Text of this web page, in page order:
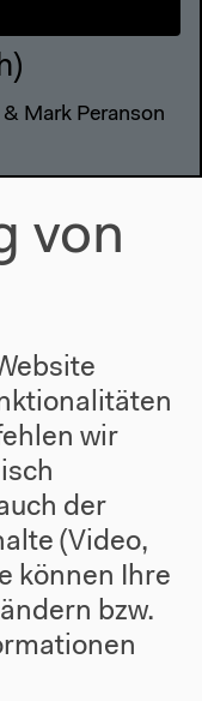
Mark Peranson
von
wir
der
(Video,
können Ihre
bzw.